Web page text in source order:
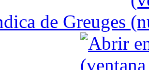
de Greuges